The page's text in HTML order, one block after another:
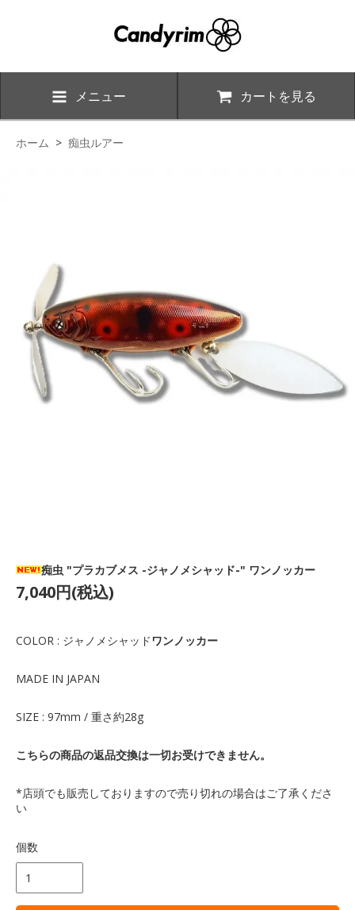
メニュー カートを見る
ホーム > 痴虫ルアー
痴虫 "プラカブメス -ジャノメシャッド-" ワンノッカー
7,040円(税込)
COLOR : ジャノメシャッド ワンノッカー
MADE IN JAPAN
SIZE : 97mm / 重さ約28g
こちらの商品の返品交換は一切お受けできません。
*店頭でも販売しておりますので売り切れの場合はご了承くださ
い
個数